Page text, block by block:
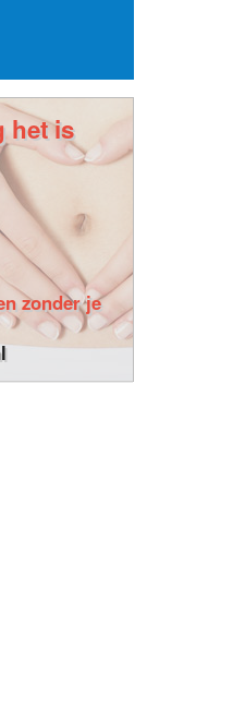
het is
zonder je